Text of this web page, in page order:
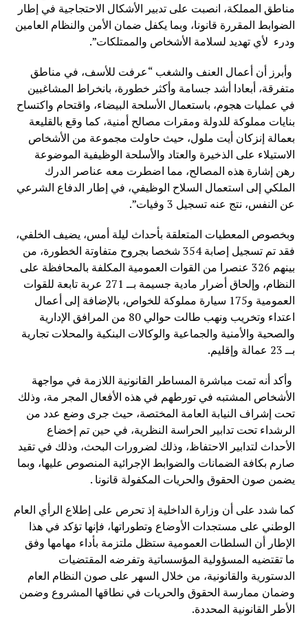
مناطق المملكة، انصبت على تدبير الأشكال الاحتجاجية في إطار
الضوابط المقررة قانونا، وبما يكفل ضمان الأمن والنظام العامين
ودرء لأي تهديد لسلامة الأشخاص والممتلكات”.
وأبرز أن أعمال العنف والشغب “عرفت للأسف، في مناطق
متفرقة، أبعادا أشد جسامة وأكثر خطورة، بانخراط المشاغبين
في عمليات هجوم، باستعمال الأسلحة البيضاء، واقتحام واكتساح
بنايات مملوكة للدولة ومقرات مصالح أمنية، كما وقع بالقليعة
بعمالة إنزكان أيت ملول، حيث حاولت مجموعة من الأشخاص
الاستيلاء على الذخيرة والعتاد والأسلحة الوظيفية الموضوعة
رهن إشارة هذه المصالح، مما اضطرت معه عناصر الدرك
الملكي إلى استعمال السلاح الوظيفي، في إطار الدفاع الشرعي
عن النفس، نتج عنه تسجيل 3 وفيات”.
وبخصوص المعطيات المتعلقة بأحداث ليلة أمس، يضيف الخلفي،
فقد تم تسجيل إصابة 354 شخصا بجروح متفاوتة الخطورة، من
بينهم 326 عنصرا من القوات العمومية المكلفة بالمحافظة على
النظام، وإلحاق أضرار مادية جسيمة بــ 271 عربة تابعة للقوات
العمومية و175 سيارة مملوكة للخواص، بالإضافة إلى أعمال
اعتداء وتخريب ونهب طالت حوالي 80 من المرافق الإدارية
والصحية والأمنية والجماعية والوكالات البنكية والمحلات تجارية
بــ 23 عمالة وإقليم.
وأكد أنه تمت مباشرة المساطر القانونية اللازمة في مواجهة
الأشخاص المشتبه في تورطهم في هذه الأفعال المجر مة، وذلك
تحت إشراف النيابة العامة المختصة، حيث جرى وضع عدد من
الرشداء تحت تدابير الحراسة النظرية، في حين تم إخضاع
الأحداث لتدابير الاحتفاظ، وذلك لضرورات البحث، وذلك في تقيد
صارم بكافة الضمانات والضوابط الإجرائية المنصوص عليها، وبما
يضمن صون الحقوق والحريات المكفولة قانونا .
كما شدد على أن وزارة الداخلية إذ تحرص على إطلاع الرأي العام
الوطني على مستجدات الأوضاع وتطوراتها، فإنها تؤكد في هذا
الإطار أن السلطات العمومية ستظل ملتزمة بأداء مهامها وفق
ما تقتضيه المسؤولية المؤسساتية وتفرضه المقتضيات
الدستورية والقانونية، من خلال السهر على صون النظام العام
وضمان ممارسة الحقوق والحريات في نطاقها المشروع وضمن
الأطر القانونية المحددة.